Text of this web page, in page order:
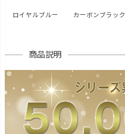
ロイヤルブルー カーボンブラック
商品説明